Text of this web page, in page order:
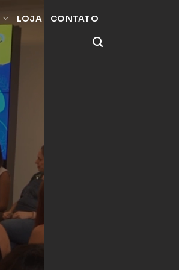
LOJA CONTATO